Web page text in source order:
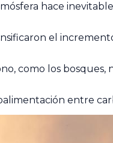
hace
el
como los bosques,
entre